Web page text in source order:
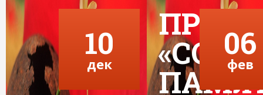
10
дек
06
фев